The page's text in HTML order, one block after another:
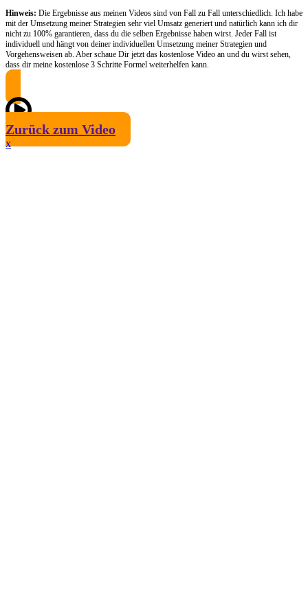
Hinweis: Die Ergebnisse aus meinen Videos sind von Fall zu Fall unterschiedlich. Ich habe
mit der Umsetzung meiner Strategien sehr viel Umsatz generiert und natürlich kann ich dir
nicht zu 100% garantieren, dass du die selben Ergebnisse haben wirst. Jeder Fall ist
individuell und hängt von deiner individuellen Umsetzung meiner Strategien und
Vorgehensweisen ab. Aber schaue Dir jetzt das kostenlose Video an und du wirst sehen,
dass dir meine kostenlose 3 Schritte Formel weiterhelfen kann.
Zurück zum Video
x